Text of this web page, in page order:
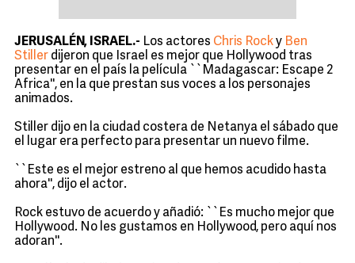
JERUSALÉN, ISRAEL.- Los actores Chris Rocky Ben
Stiller dijeron que Israel es mejor que Hollywood tras
presentar en el país la película ``Madagascar: Escape 2
Africa'', en la que prestan sus voces a los personajes
animados.
Stiller dijo en la ciudad costera de Netanya el sábado que
el lugar era perfecto para presentar un nuevo filme.
``Este es el mejor estreno al que hemos acudido hasta
ahora'', dijo el actor.
Rock estuvo de acuerdo y añadió: ``Es mucho mejor que
Hollywood. No les gustamos en Hollywood, pero aquí nos
adoran''.